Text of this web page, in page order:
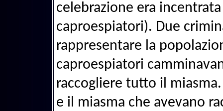
celebrazione era
caproespiatori). Due
rappresentare la
caproespiatori
raccogliere tutto il
e il miasma che avevano